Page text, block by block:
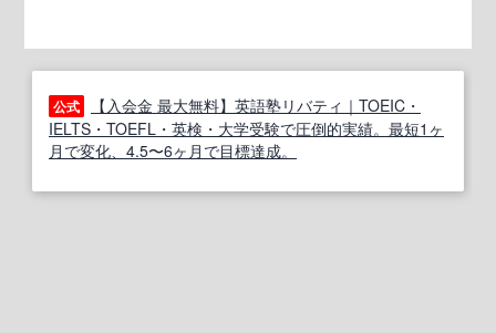
公式
【入会金 最大無料】英語塾リバティ｜TOEIC・
IELTS・TOEFL・英検・大学受験で圧倒的実績。最短1ヶ
月で変化、4.5〜6ヶ月で目標達成。